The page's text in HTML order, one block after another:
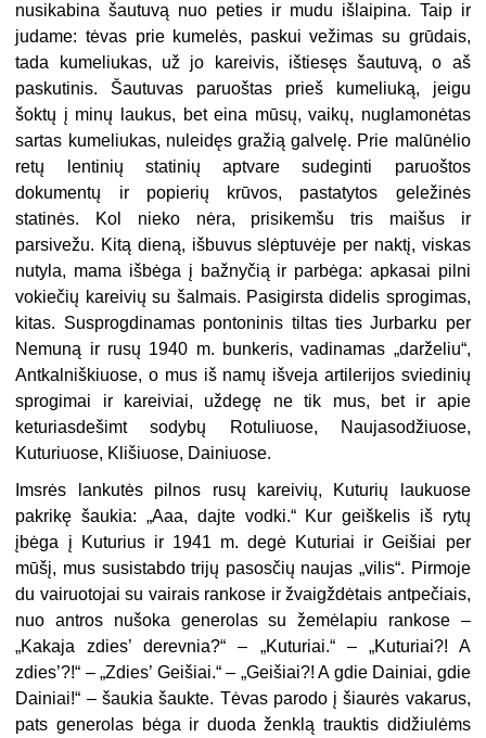
nusikabina šautuvą nuo peties ir mudu išlaipina. Taip ir
judame: tėvas prie kumelės, paskui vežimas su grūdais,
tada kumeliukas, už jo kareivis, ištiesęs šautuvą, o aš
paskutinis. Šautuvas paruoštas prieš kumeliuką, jeigu
šoktų į minų laukus, bet eina mūsų, vaikų, nuglamonėtas
sartas kumeliukas, nuleidęs gražią galvelę. Prie malūnėlio
retų lentinių statinių aptvare sudeginti paruoštos
dokumentų ir popierių krūvos, pastatytos geležinės
statinės. Kol nieko nėra, prisikemšu tris maišus ir
parsivežu. Kitą dieną, išbuvus slėptuvėje per naktį, viskas
nutyla, mama išbėga į bažnyčią ir parbėga: apkasai pilni
vokiečių kareivių su šalmais. Pasigirsta didelis sprogimas,
kitas. Susprogdinamas pontoninis tiltas ties Jurbarku per
Nemuną ir rusų 1940 m. bunkeris, vadinamas „darželiu“,
Antkalniškiuose, o mus iš namų išveja artilerijos sviedinių
sprogimai ir kareiviai, uždegę ne tik mus, bet ir apie
keturiasdešimt sodybų Rotuliuose, Naujasodžiuose,
Kuturiuose, Klišiuose, Dainiuose.
Imsrės lankutės pilnos rusų kareivių, Kuturių laukuose
pakrikę šaukia: „Aaa, dajte vodki.“ Kur geiškelis iš rytų
įbėga į Kuturius ir 1941 m. degė Kuturiai ir Geišiai per
mūšį, mus susistabdo trijų pasosčių naujas „vilis“. Pirmoje
du vairuotojai su vairais rankose ir žvaigždėtais antpečiais,
nuo antros nušoka generolas su žemėlapiu rankose –
„Kakaja zdies’ derevnia?“ – „Kuturiai.“ – „Kuturiai?! A
zdies’?!“ – „Zdies’ Geišiai.“ – „Geišiai?! A gdie Dainiai, gdie
Dainiai!“ – šaukia šaukte. Tėvas parodo į šiaurės vakarus,
pats generolas bėga ir duoda ženklą trauktis didžiulėms